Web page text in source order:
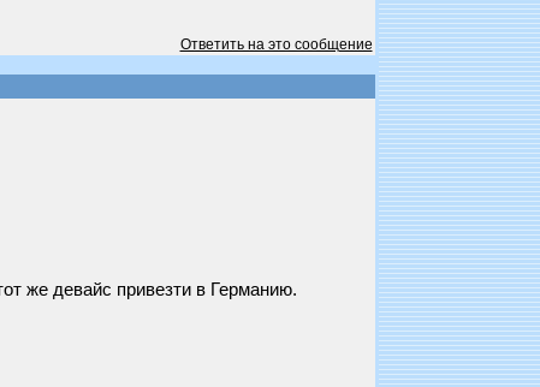
Ответить на это сообщение
же девайс привезти в Германию.